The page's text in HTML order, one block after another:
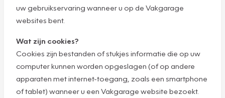
uw gebruikservaring wanneer u op de Vakgarage
websites bent.
Wat zijn cookies?
Cookies zijn bestanden of stukjes informatie die op uw
computer kunnen worden opgeslagen (of op andere
apparaten met internet-toegang, zoals een smartphone
of tablet) wanneer u een Vakgarage website bezoekt.